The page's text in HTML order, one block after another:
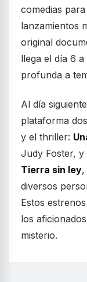
comedias
lanzamientos
original
llega el día 6
profunda a
Al día
plataforma
y el thriller:
Judy Foster, y
Tierra sin ley,
diversos
Estos
los
misterio.